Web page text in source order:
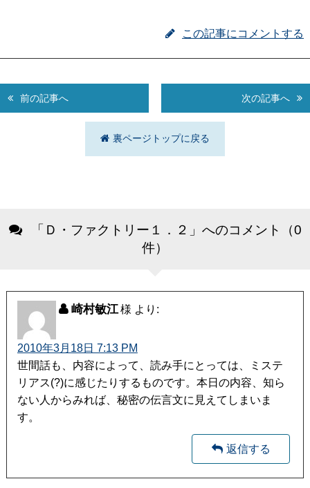
この記事にコメントする
前の記事へ 次の記事へ
裏ページトップに戻る
「Ｄ・ファクトリー１．２」へのコメント（0
件）
崎村敏江 より:
2010年3月18日 7:13 PM
世間話も、内容によって、読み手にとっては、ミステ
リアス(?)に感じたりするものです。本日の内容、知ら
ない人からみれば、秘密の伝言文に見えてしまいま
す。
返信